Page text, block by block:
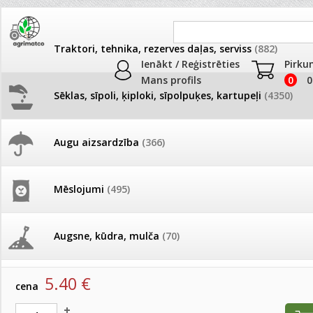
Ienākt / Reģistrēties
Mans profils
0
Traktori, tehnika, rezerves daļas, serviss (882)
Sēklas, sīpoli, ķiploki, sīpolpuķes, kartupeļi (4350)
Augu aizsardzība (366)
Mēslojumi (495)
Augsne, kūdra, mulča (70)
Podi un kasetes
JAUNUMI
Pašlasīšanas vietu katalogs
26.05. Vebinārs - Kā ierobežot
gliemežus piemājas dārzā un
Darba laiks Līgo svētkos
Ūdens piemērotības noteikšana
AKCIJAS
frēze + mulčieris +
AKCIJAS komplekts -
Rudbekijas
Produkti »Sēklas, sīpoli, ķiploki, sīpolpuķes, kartupeļi
Rudbekijas
Rudbekijas Rustic 250 s
artikuls:
cena 5.40 €